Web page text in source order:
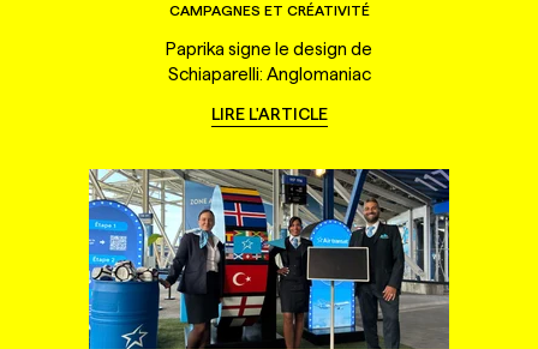
CAMPAGNES ET CRÉATIVITÉ
Paprika signe le design de
Schiaparelli: Anglomaniac
LIRE L'ARTICLE